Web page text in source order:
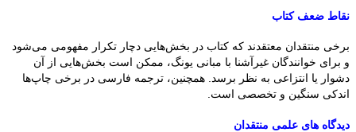
نقاط ضعف کتاب
برخی منتقدان معتقدند که کتاب در بخش‌هایی دچار تکرار مفهومی می‌شود
و برای خوانندگان غیرآشنا با مبانی یونگ، ممکن است بخش‌هایی از آن
دشوار یا انتزاعی به نظر برسد. همچنین، ترجمه فارسی در برخی چاپ‌ها
اندکی سنگین و تخصصی است.
دیدگاه های علمی منتقدان